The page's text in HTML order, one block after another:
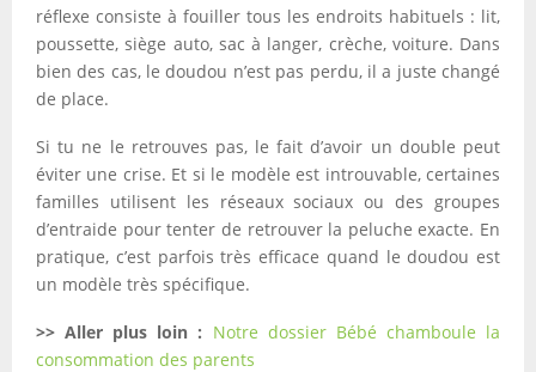
réflexe consiste à fouiller tous les endroits habituels : lit,
poussette, siège auto, sac à langer, crèche, voiture. Dans
bien des cas, le doudou n’est pas perdu, il a juste changé
de place.
Si tu ne le retrouves pas, le fait d’avoir un double peut
éviter une crise. Et si le modèle est introuvable, certaines
familles utilisent les réseaux sociaux ou des groupes
d’entraide pour tenter de retrouver la peluche exacte. En
pratique, c’est parfois très efficace quand le doudou est
un modèle très spécifique.
>> Aller plus loin : Notre dossier Bébé chamboule la
consommation des parents